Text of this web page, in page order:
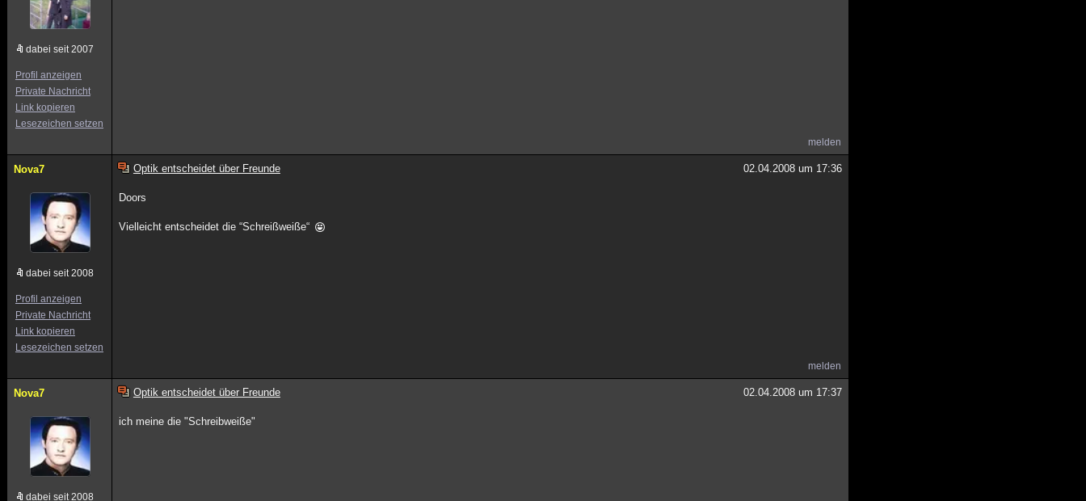
dabei seit 2007
Profil anzeigen
Private Nachricht
Link kopieren
Lesezeichen setzen
melden
Nova7
dabei seit 2008
Profil anzeigen
Private Nachricht
Link kopieren
Lesezeichen setzen
Optik entscheidet über Freunde 02.04.2008 um 17:36
Doors
Vielleicht entscheidet die “Schreißweiße“
melden
Nova7
dabei seit 2008
Optik entscheidet über Freunde 02.04.2008 um 17:37
ich meine die "Schreibweiße"